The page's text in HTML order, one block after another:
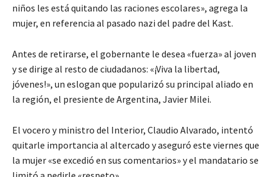
niños les está quitando las raciones escolares», agrega la
mujer, en referencia al pasado nazi del padre del Kast.
Antes de retirarse, el gobernante le desea «fuerza» al joven
y se dirige al resto de ciudadanos: «¡Viva la libertad,
jóvenes!», un eslogan que popularizó su principal aliado en
la región, el presiente de Argentina, Javier Milei.
El vocero y ministro del Interior, Claudio Alvarado, intentó
quitarle importancia al altercado y aseguró este viernes que
la mujer «se excedió en sus comentarios» y el mandatario se